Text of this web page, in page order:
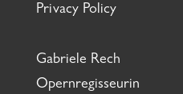
Privacy Policy
Gabriele Rech
Opernregisseurin